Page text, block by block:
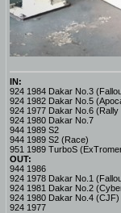
IN:
924 1984 Dakar No.3
924 1982 Dakar No.5
924 1977 Dakar No.6
924 1980 Dakar No.7
944 1989 S2
944 1989 S2 (Race)
951 1989 TurboS
OUT:
944 1986
924 1978 Dakar No.1
924 1981 Dakar No.2
924 1980 Dakar No.4 (CJF)
924 1977